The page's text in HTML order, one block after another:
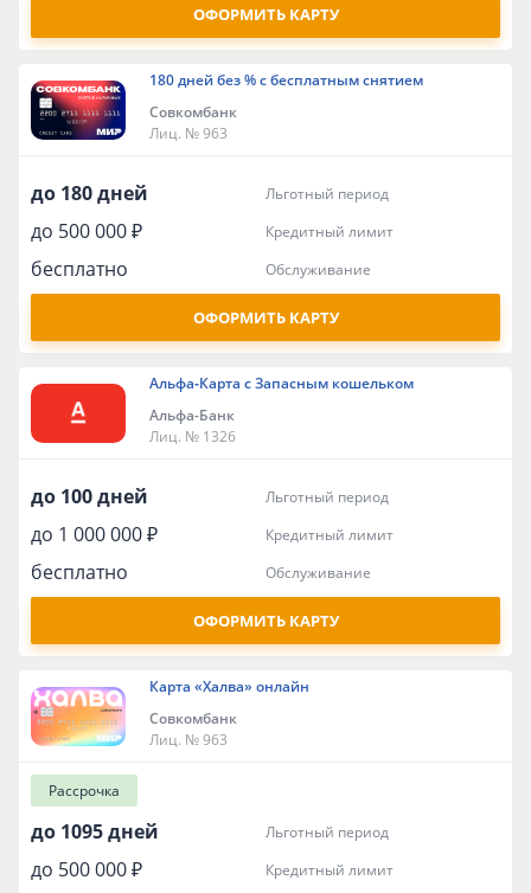
ОФОРМИТЬ КАРТУ
180 дней без % с бесплатным снятием
Совкомбанк
Лиц. № 963
до 180 дней льготный период
до 500 000 ₽ кредитный лимит
бесплатно обслуживание
ОФОРМИТЬ КАРТУ
Альфа‑Карта с Запасным кошельком
Альфа-Банк
Лиц. № 1326
до 100 дней льготный период
до 1 000 000 ₽ кредитный лимит
бесплатно обслуживание
ОФОРМИТЬ КАРТУ
Карта «Халва» онлайн
Совкомбанк
Лиц. № 963
Рассрочка
до 1095 дней льготный период
до 500 000 ₽ кредитный лимит